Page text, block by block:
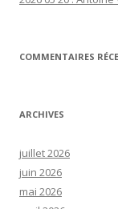
COMMENTAIRES
ARCHIVES
juillet 2026
juin 2026
mai 2026